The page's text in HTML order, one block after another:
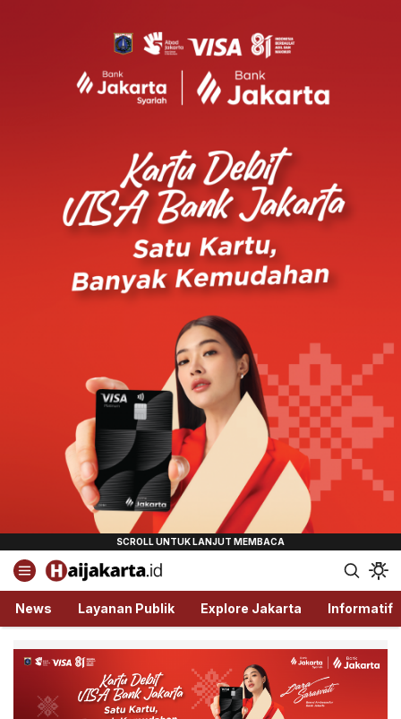
Haijakarta.id
Semua Tentang Jakarta Ada Disini!
News Layanan Publik Explore Jakarta Informatif